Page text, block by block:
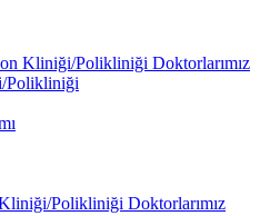
Kliniği/Polikliniği Doktorlarımız
Polikliniği
Polikliniği Doktorlarımız